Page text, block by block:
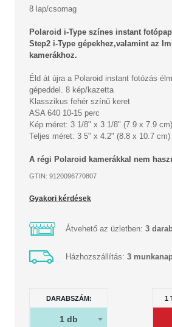
8 lap/csomag
Polaroid i-Type színes instant
Step2 i-Type gépekhez,valamint az
kamerákhoz.
Éld át újra a Polaroid instant fotózás
gépeddel. 8 kép/kazetta
Klasszikus fehér színű keret
ASA 640 10-15 perc
Kép méret: 3 1/8" x 3 1/8" (7.9 x 7.9 cm)
Teljes méret: 3 5" x 4.2" (8.8 x 10.7 cm)
A régi Polaroid kamerákkal nem
GTIN: 9120096770807
Gyakori kérdések
Átvehető az üzletben: 3
Házhozszállítás: 3
DARABSZÁM:
1 db
1